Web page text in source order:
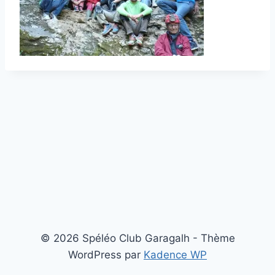
© 2026 Spéléo Club Garagalh - Thème
WordPress par Kadence WP